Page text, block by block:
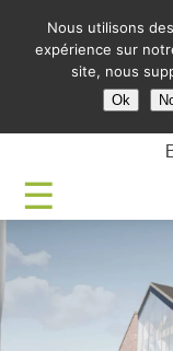
Nous utilisons
expérience sur
site, nous
Ok